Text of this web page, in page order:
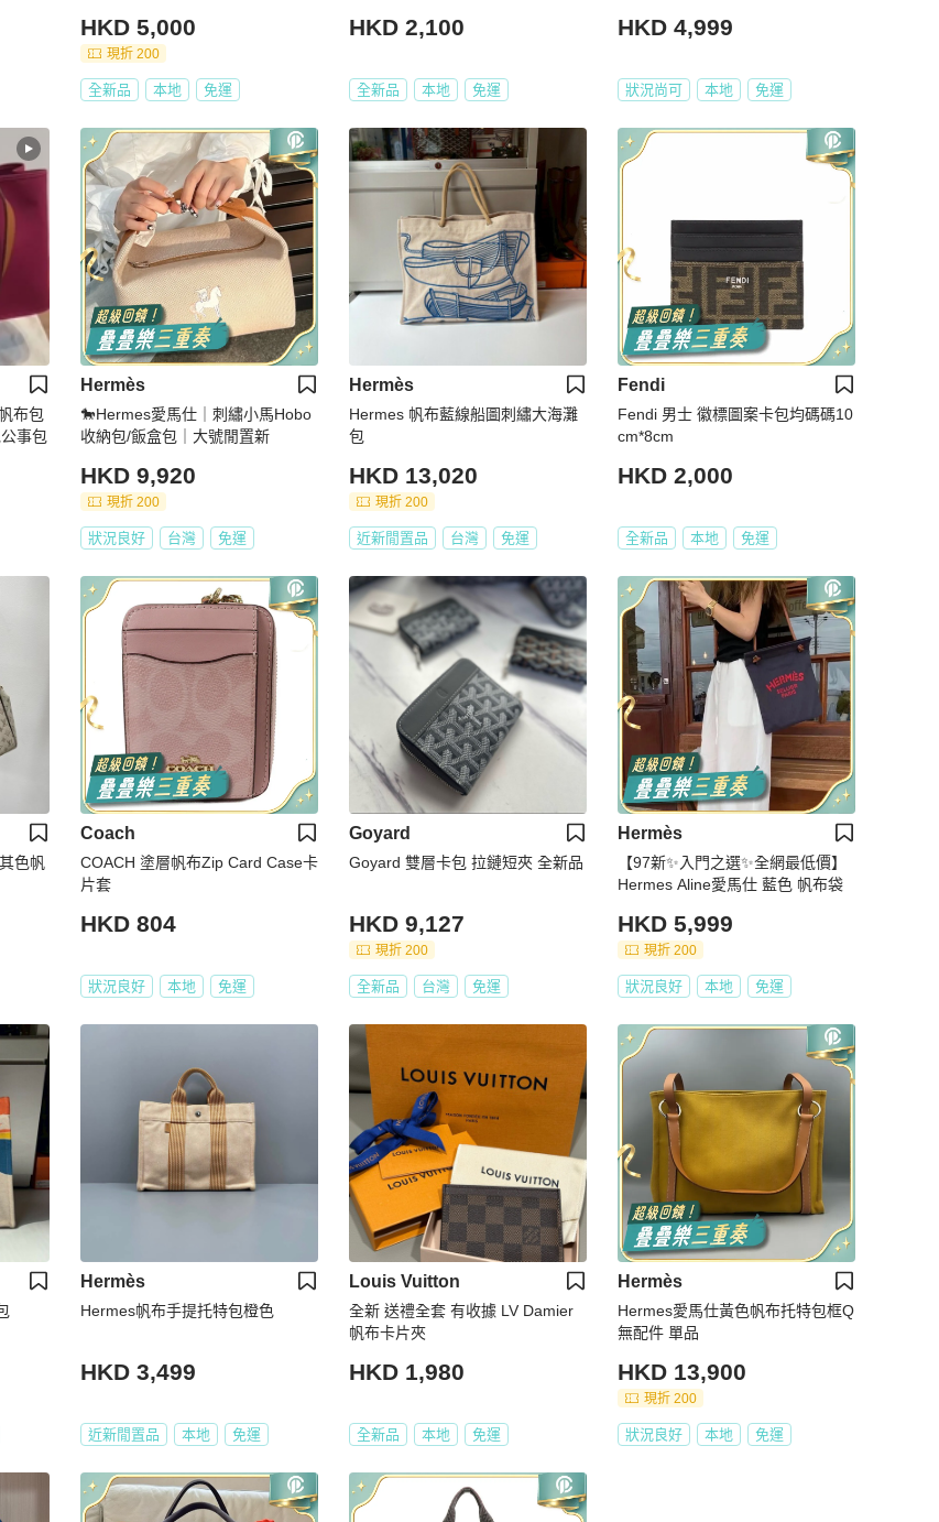
HKD 5,000
現折 200
全新品 本地 免運
HKD 2,100
全新品 本地 免運
HKD 4,999
狀況尚可 本地 免運
布包
事包
Hermès
🐎Hermes愛馬仕｜刺繡小馬Hobo
收納包/飯盒包｜大號閒置新
HKD 9,920
現折 200
狀況良好 台灣 免運
Hermès
Hermes 帆布藍線船圖刺繡大海灘
包
HKD 13,020
現折 200
近新閒置品 台灣 免運
Fendi
Fendi 男士 徽標圖案卡包均碼碼10
cm*8cm
HKD 2,000
全新品 本地 免運
色帆
Coach
COACH 塗層帆布Zip Card Case卡
片套
HKD 804
狀況良好 本地 免運
Goyard
Goyard 雙層卡包 拉鏈短夾 全新品
HKD 9,127
現折 200
全新品 台灣 免運
Hermès
【97新✨入門之選✨全網最低價】
Hermes Aline愛馬仕 藍色 帆布袋
HKD 5,999
現折 200
狀況良好 本地 免運
Hermès
Hermes帆布手提托特包橙色
HKD 3,499
近新閒置品 本地 免運
Louis Vuitton
全新 送禮全套 有收據 LV Damier
帆布卡片夾
HKD 1,980
全新品 本地 免運
Hermès
Hermes愛馬仕黃色帆布托特包框Q
無配件 單品
HKD 13,900
現折 200
狀況良好 本地 免運